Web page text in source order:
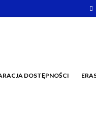
DOSTĘPNOŚCI